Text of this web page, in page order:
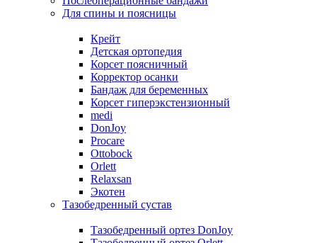
Для спины и поясницы
Крейт
Детская ортопедия
Корсет поясничный
Корректор осанки
Бандаж для беременных
Корсет гиперэкстензионный
medi
DonJoy
Procare
Ottobock
Orlett
Relaxsan
Экотен
Тазобедренный сустав
Тазобедренный ортез DonJoy